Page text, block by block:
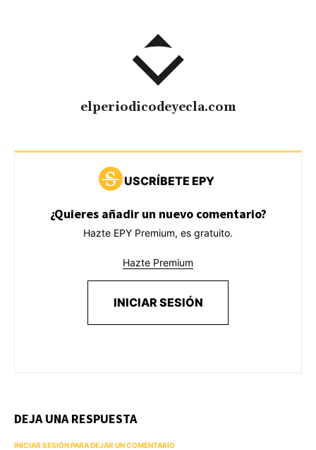
elperiodicodeyecla.com
USCRÍBETE EPY
¿Quieres añadir un nuevo comentario?
Hazte EPY Premium, es gratuito.
Hazte Premium
INICIAR SESIÓN
DEJA UNA RESPUESTA
INICIAR SESIÓN PARA DEJAR UN COMENTARIO